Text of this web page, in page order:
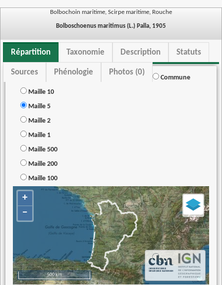
Bolbochoin maritime, Scirpe maritime, Rouche
Bolboschoenus maritimus (L.) Palla, 1905
Répartition Taxonomie Description Statuts
Sources Phénologie Photos (0)
Commune
Maille 10
Maille 5
Maille 2
Maille 1
Maille 500
Maille 200
Maille 100
+
−
500 km